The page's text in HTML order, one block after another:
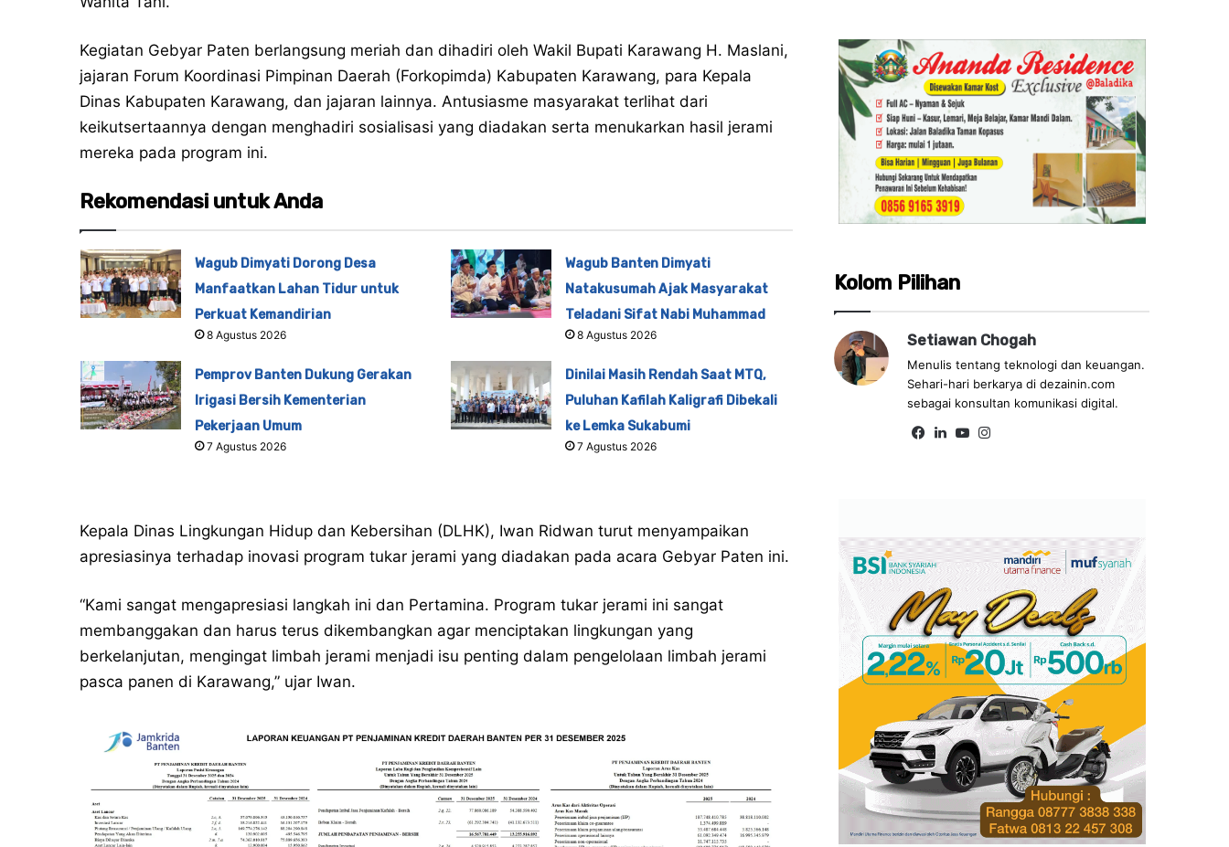
Kegiatan Gebyar Paten berlangsung meriah dan dihadiri oleh Wakil Bupati Karawang H. Maslani,
jajaran Forum Koordinasi Pimpinan Daerah (Forkopimda) Kabupaten Karawang, para Kepala
Dinas Kabupaten Karawang, dan jajaran lainnya. Antusiasme masyarakat terlihat dari
keikutsertaannya dengan menghadiri sosialisasi yang diadakan serta menukarkan hasil jerami
mereka pada program ini.
Rekomendasi untuk Anda
Wagub Dimyati Dorong Desa
Manfaatkan Lahan Tidur untuk
Perkuat Kemandirian
8 Agustus 2026
Wagub Banten Dimyati
Natakusumah Ajak Masyarakat
Teladani Sifat Nabi Muhammad
8 Agustus 2026
Pemprov Banten Dukung Gerakan
Irigasi Bersih Kementerian
Pekerjaan Umum
7 Agustus 2026
Dinilai Masih Rendah Saat MTQ,
Puluhan Kafilah Kaligrafi Dibekali
ke Lemka Sukabumi
7 Agustus 2026
Kepala Dinas Lingkungan Hidup dan Kebersihan (DLHK), Iwan Ridwan turut menyampaikan
apresiasinya terhadap inovasi program tukar jerami yang diadakan pada acara Gebyar Paten ini.
“Kami sangat mengapresiasi langkah ini dan Pertamina. Program tukar jerami ini sangat
membanggakan dan harus terus dikembangkan agar menciptakan lingkungan yang
berkelanjutan, mengingat limbah jerami menjadi isu penting dalam pengelolaan limbah jerami
pasca panen di Karawang,” ujar Iwan.
Kolom Pilihan
Setiawan Chogah
Menulis tentang teknologi dan keuangan.
Sehari-hari berkarya di dezainin.com
sebagai konsultan komunikasi digital.
Fa Lin Yo